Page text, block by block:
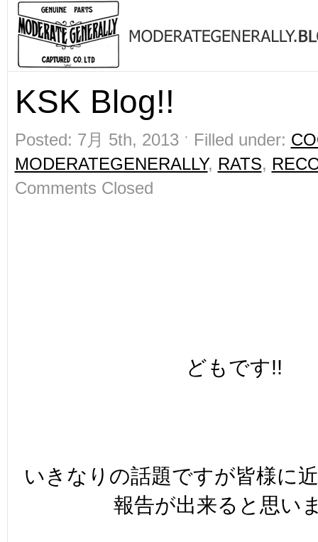
KSK Blog!!
Posted: 7月 5th, 2013 ˑ Filled under:
MODERATEGENERALLY, RATS,
Comments Closed
どもです!!
いきなりの話題ですが皆様に
報告が出来ると思い